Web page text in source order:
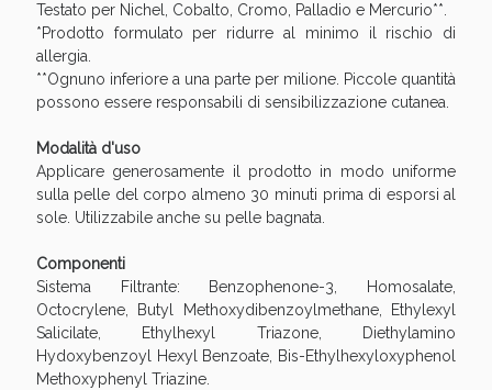
Testato per Nichel, Cobalto, Cromo, Palladio e Mercurio**.
*Prodotto formulato per ridurre al minimo il rischio di
allergia.
**Ognuno inferiore a una parte per milione. Piccole quantità
possono essere responsabili di sensibilizzazione cutanea.
Modalità d'uso
Applicare generosamente il prodotto in modo uniforme
sulla pelle del corpo almeno 30 minuti prima di esporsi al
sole. Utilizzabile anche su pelle bagnata.
Componenti
Sistema Filtrante: Benzophenone-3, Homosalate,
Octocrylene, Butyl Methoxydibenzoylmethane, Ethylexyl
Salicilate, Ethylhexyl Triazone, Diethylamino
Hydoxybenzoyl Hexyl Benzoate, Bis-Ethylhexyloxyphenol
Methoxyphenyl Triazine.
Vie Urinarie e Prostata: Sconti fino al 45% oggi!